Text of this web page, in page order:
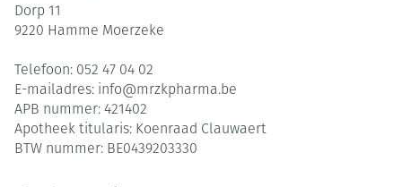
Dorp 11
9220 Hamme Moerzeke
Telefoon: 052 47 04 02
E-mailadres: info@mrzkpharma.be
APB nummer: 421402
Apotheek titularis: Koenraad Clauwaert
BTW nummer: BE0439203330